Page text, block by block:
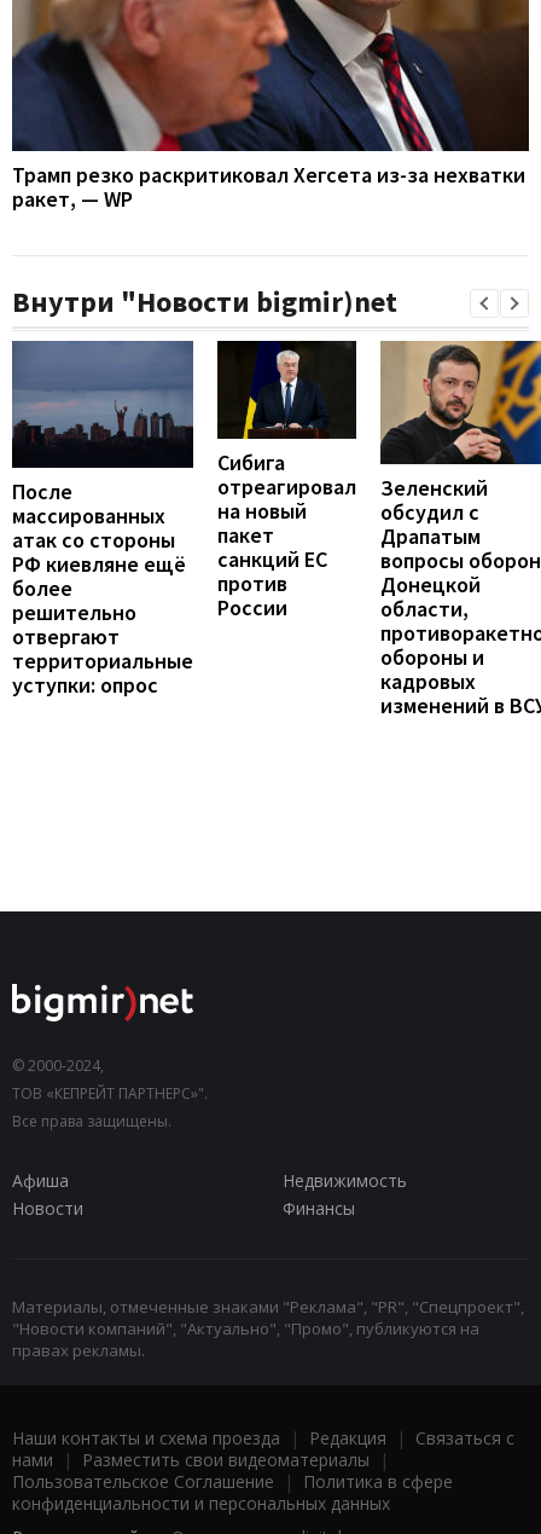
Трамп резко раскритиковал Хегсета из-за нехватки
ракет, — WP
Внутри "Новости bigmir)net
После
массированных
атак со стороны
РФ киевляне ещё
более
решительно
отвергают
территориальные
уступки: опрос
Сибига
отреагировал
на новый
пакет
санкций ЕС
против
России
Зеленский
обсудил с
Драпатым
вопросы
Донецкой
области,
обороны и
кадровых
изменений в
© 2000-2024,
ТОВ «КЕПРЕЙТ ПАРТНЕРС»".
Все права защищены.
Афиша
Недвижимость
Новости
Финансы
Материалы, отмеченные знаками "Реклама", "PR", "Спецпроект",
"Новости компаний", "Актуально", "Промо", публикуются на
правах рекламы.
Наши контакты и схема проезда | Редакция | Связаться с
нами | Разместить свои видеоматериалы |
Пользовательское Соглашение |
Политика в сфере
конфиденциальности и персональных данных